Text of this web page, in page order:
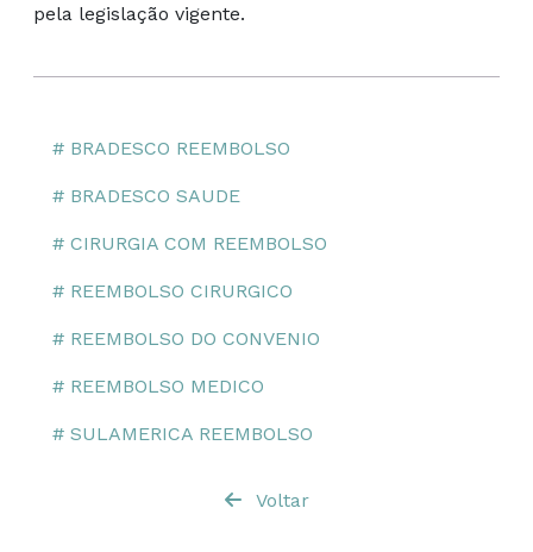
pela legislação vigente.
Voltar
# BRADESCO REEMBOLSO
# BRADESCO SAUDE
# CIRURGIA COM REEMBOLSO
# REEMBOLSO CIRURGICO
# REEMBOLSO DO CONVENIO
# REEMBOLSO MEDICO
# SULAMERICA REEMBOLSO